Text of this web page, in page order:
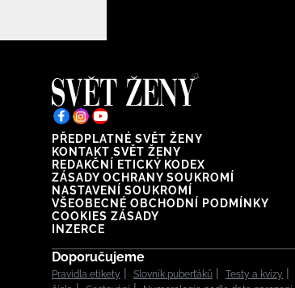
PŘEDPLATNÉ SVĚT ŽENY
KONTAKT SVĚT ŽENY
REDAKČNÍ ETICKÝ KODEX
ZÁSADY OCHRANY SOUKROMÍ
NASTAVENÍ SOUKROMÍ
VŠEOBECNÉ OBCHODNÍ PODMÍNKY
COOKIES ZÁSADY
INZERCE
Doporučujeme
Pravidla etikety Slovník puberťáků Testy a kvízy